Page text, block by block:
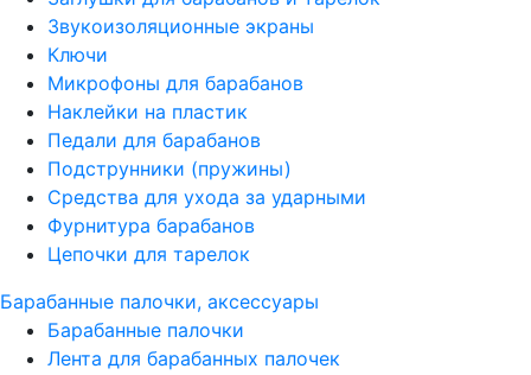
Звукоизоляционные экраны
Ключи
Микрофоны для барабанов
Наклейки на пластик
Педали для барабанов
Подструнники (пружины)
Средства для ухода за ударными
Фурнитура барабанов
Цепочки для тарелок
Барабанные палочки, аксессуары
Барабанные палочки
Лента для барабанных палочек